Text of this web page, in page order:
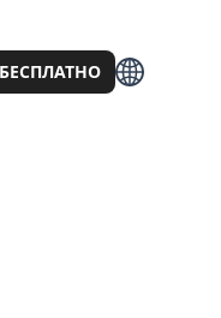
БЕСПЛАТНО